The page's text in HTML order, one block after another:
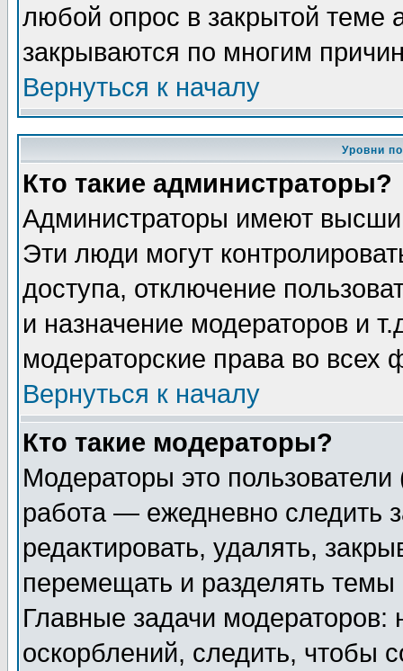
любой опрос в закрытой теме
закрываются по многим
Вернуться к началу
Уровни
Кто такие администраторы?
Администраторы имеют
Эти люди могут
доступа, отключение
и назначение модераторов и
модераторские права во всех
Вернуться к началу
Кто такие модераторы?
Модераторы это
работа — ежедневно следить
редактировать, удалять,
перемещать и разделять
Главные задачи
оскорблений, следить, чтобы